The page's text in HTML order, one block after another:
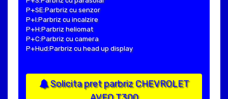
P+SE:Parbriz cu senzor
P+I:Parbriz cu incalzire
P+H:Parbriz heliomat
P+C:Parbriz cu camera
P+Hud:Parbriz cu head up display
Solicita pret parbriz CHEVROLET